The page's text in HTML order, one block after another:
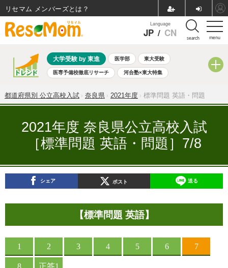
menu
Language
JP / CN search
大学受験 by 東進 医学部 東大受験
医専予備校徹底リサーチ 河合塾×東大特集
共通テスト 夏休み 8月開催学校説明会・相談会
自由研究教材（小学生向け） 自由研究教材（中学生向け）
ランキング
都道府県別 公立高校入試 奈良県 2021年度 標準問題 英語・問題
2021年度 奈良県公立高校入試
［標準問題 英語・問題］7/8
シェア ポスト 送る
【標準問題 英語】
リセマム メンバーズ